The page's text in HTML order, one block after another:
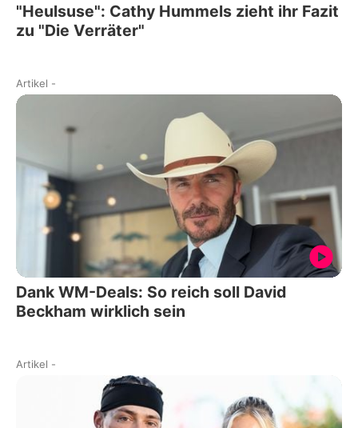
"Heulsuse": Cathy Hummels zieht ihr Fazit
zu "Die Verräter"
Artikel -
Dank WM-Deals: So reich soll David
Beckham wirklich sein
Artikel -